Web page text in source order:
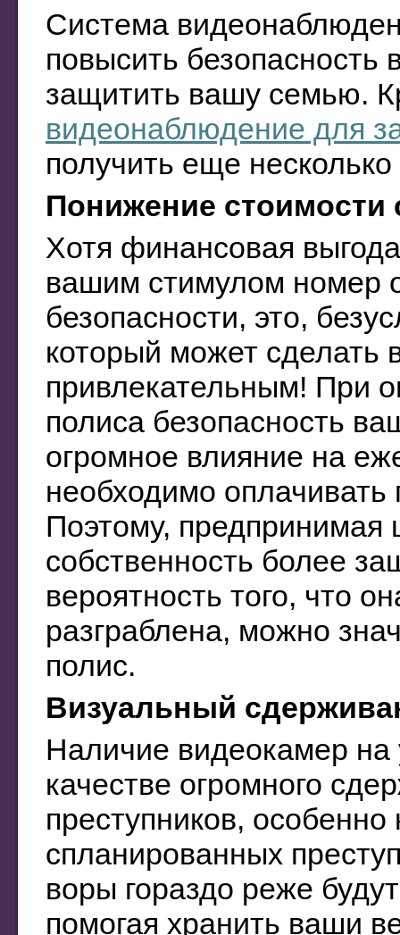
Система
повысить безопасность
защитить вашу семью.
видеонаблюдение для
получить еще
Понижение стоимости
Хотя финансовая
вашим стимулом номер
безопасности, это,
который может сделать
привлекательным! При
полиса безопасность
огромное влияние на
необходимо оплачивать
Поэтому, предпринимая
собственность более
вероятность того, что
разграблена, можно
полис.
Визуальный
Наличие видеокамер на
качестве огромного
преступников,
спланированных
воры гораздо реже
помогая хранить ваши